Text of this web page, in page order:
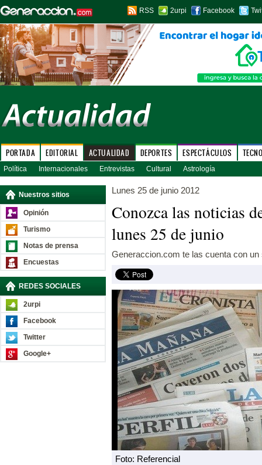
RSS 2urpi Facebook
PORTADA EDITORIAL ACTUALIDAD DEPORTES ESPECTÁCULOS
Política Internacionales Entrevistas Cultural Astrología
Nuestros sitios
Opinión
Turismo
Notas de prensa
Encuestas
REDES SOCIALES
2urpi
Facebook
Twitter
Google+
Lunes 25 de junio 2012
Conozca las noticias
lunes 25 de junio
Generaccion.com te las cuenta con un
Foto: Referencial